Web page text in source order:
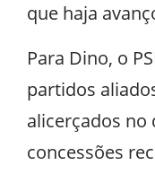
que haja
Para Dino, o
partidos
alicerçados no
concessões